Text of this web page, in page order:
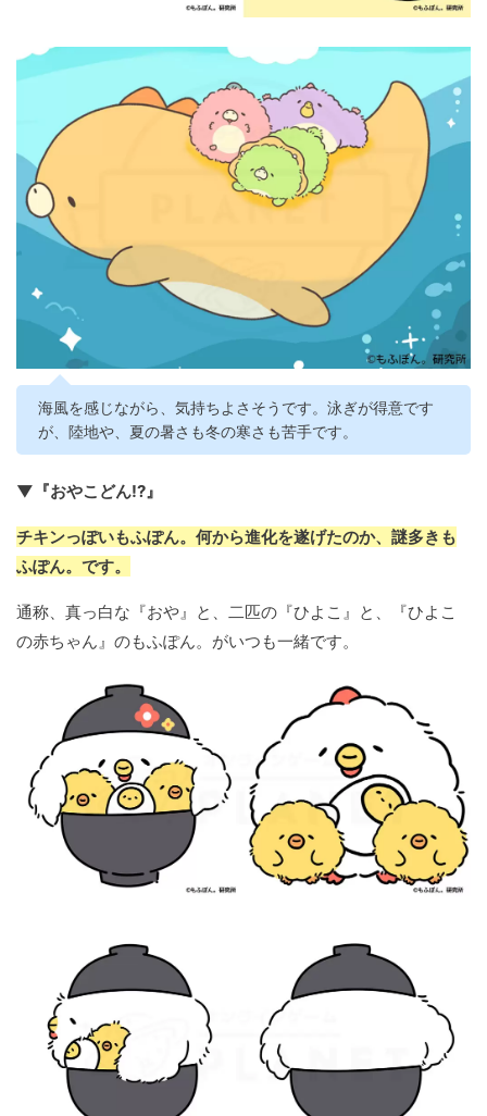
海風を感じながら、気持ちよさそうです。泳ぎが得意です
が、陸地や、夏の暑さも冬の寒さも苦手です。
▼『おやこどん!?』
チキンっぽいもふぽん。何から進化を遂げたのか、謎多きも
ふぽん。です。
通称、真っ白な『おや』と、二匹の『ひよこ』と、『ひよこ
の赤ちゃん』のもふぽん。がいつも一緒です。